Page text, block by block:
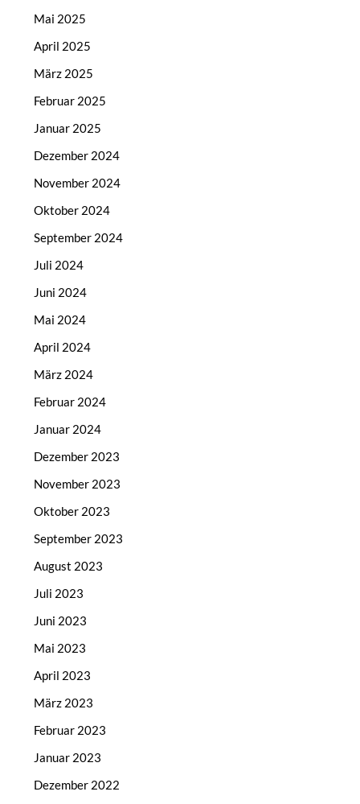
Mai 2025
April 2025
März 2025
Februar 2025
Januar 2025
Dezember 2024
November 2024
Oktober 2024
September 2024
Juli 2024
Juni 2024
Mai 2024
April 2024
März 2024
Februar 2024
Januar 2024
Dezember 2023
November 2023
Oktober 2023
September 2023
August 2023
Juli 2023
Juni 2023
Mai 2023
April 2023
März 2023
Februar 2023
Januar 2023
Dezember 2022